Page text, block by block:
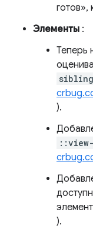
готов»,
Элементы :
Теперь
).
).